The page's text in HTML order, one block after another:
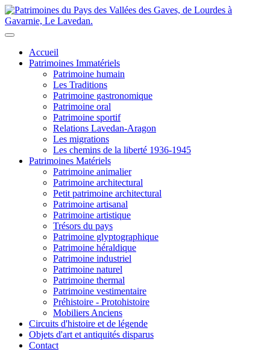
Accueil
Patrimoines Immatériels
Patrimoine humain
Les Traditions
Patrimoine gastronomique
Patrimoine oral
Patrimoine sportif
Relations Lavedan-Aragon
Les migrations
Les chemins de la liberté 1936-1945
Patrimoines Matériels
Patrimoine animalier
Patrimoine architectural
Petit patrimoine architectural
Patrimoine artisanal
Patrimoine artistique
Trésors du pays
Patrimoine glyptographique
Patrimoine héraldique
Patrimoine industriel
Patrimoine naturel
Patrimoine thermal
Patrimoine vestimentaire
Préhistoire - Protohistoire
Mobiliers Anciens
Circuits d'histoire et de légende
Objets d'art et antiquités disparus
Contact